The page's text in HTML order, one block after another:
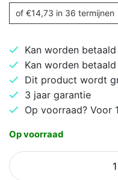
of €14,73 in 36 termijnen
Kan worden
Kan worden
Dit product wordt
3 jaar garantie
Op voorraad? Voor
Op voorraad
Samsung
ViewFinity